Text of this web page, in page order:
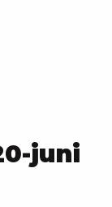
juni